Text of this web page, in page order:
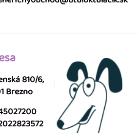
810/6,
Brezno